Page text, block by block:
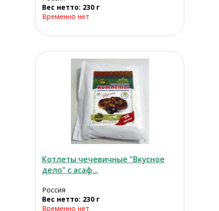
Вес нетто: 230 г
Временно нет
Котлеты чечевичные "Вкусное
дело" с асаф...
Россия
Вес нетто: 230 г
Временно нет